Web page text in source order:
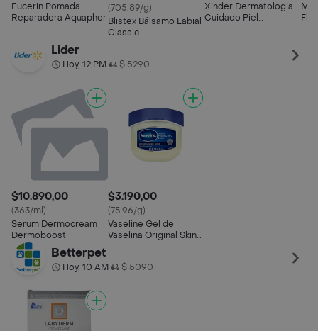
Eucerin Pomada
Reparadora Aquaphor
(705.89/g)
Blistex Bálsamo Labial
Classic
Xinder Dermatologia
Cuidado Piel
Lider
Hoy, 12 PM• $ 5290
$10.890,00
(363/ml)
Serum Dermocream
Dermoboost
$3.190,00
(75.96/g)
Vaseline Gel de
Vaselina Original Skin
Betterpet
Hoy, 10 AM• $ 5090